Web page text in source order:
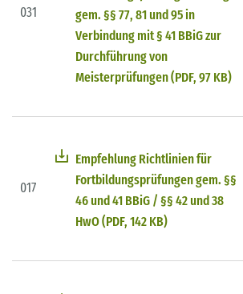
031
gem. §§ 77, 81 und 95 in
Verbindung mit § 41 BBiG zur
Durchführung von
Meisterprüfungen (PDF, 97 KB)
017
Empfehlung Richtlinien für
Fortbildungsprüfungen gem. §§
46 und 41 BBiG / §§ 42 und 38
HwO (PDF, 142 KB)